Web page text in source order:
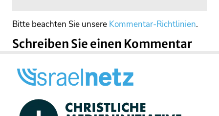
Bitte beachten Sie unsere Kommentar-Richtlinien.
Schreiben Sie einen Kommentar